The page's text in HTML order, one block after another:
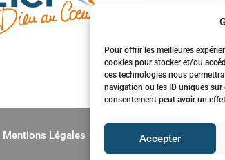
Pour offrir les meilleures
cookies pour stocker et/ou
ces technologies nous
navigation ou les ID uniques sur
consentement peut avoir un
Accepter
Mentions Légales –